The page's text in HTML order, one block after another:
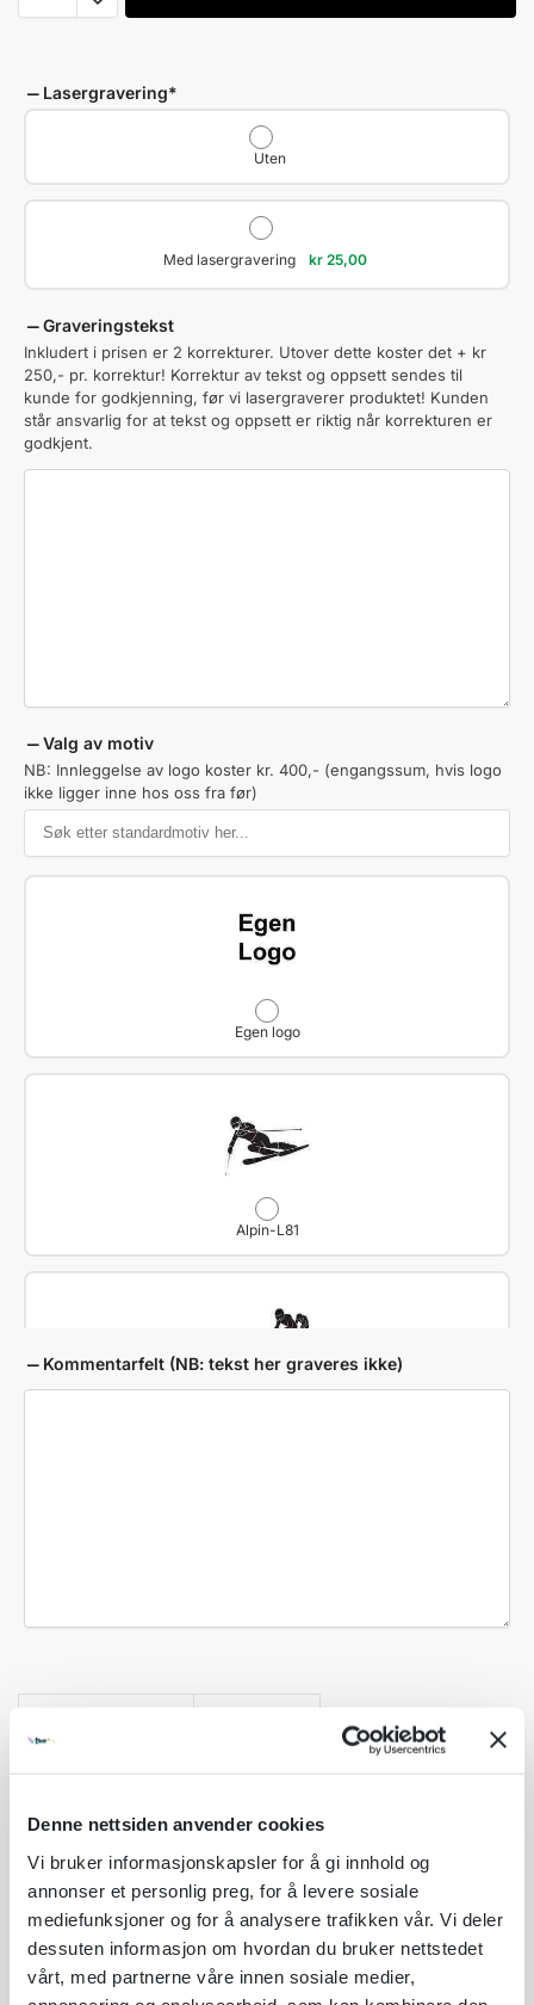
Denne nettsiden anvender cookies
Vi bruker informasjonskapsler for å gi innhold og
annonser et personlig preg, for å levere sosiale
mediefunksjoner og for å analysere trafikken vår. Vi deler
dessuten informasjon om hvordan du bruker nettstedet
vårt, med partnerne våre innen sosiale medier,
Lasergravering*
Uten
Med lasergravering kr 25,00
Graveringstekst
Inkludert i prisen er 2 korrekturer. Utover dette koster det + kr
250,- pr. korrektur! Korrektur av tekst og oppsett sendes til
kunde for godkjenning, før vi lasergraverer produktet! Kunden
står ansvarlig for at tekst og oppsett er riktig når korrekturen er
godkjent.
Valg av motiv
NB: Innleggelse av logo koster kr. 400,- (engangssum, hvis logo
ikke ligger inne hos oss fra før)
Egen logo
Alpin-L81
Gevær blink-L84
Hopp-L85
Kommentarfelt (NB: tekst her graveres ikke)
Sum total: kr38,00
Legg til som favoritt